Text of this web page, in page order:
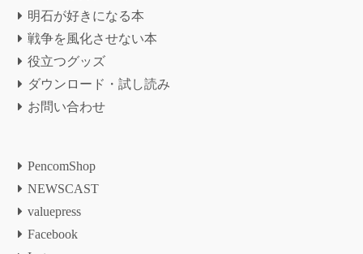
明石が好きになる本
戦争を風化させない本
役立つグッズ
ダウンロード・試し読み
お問い合わせ
PencomShop
NEWSCAST
valuepress
Facebook